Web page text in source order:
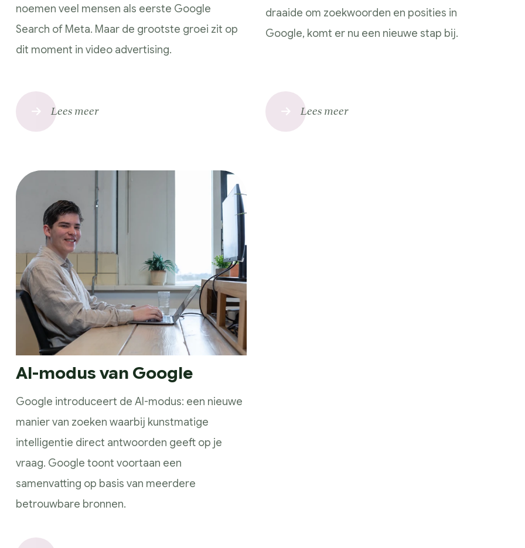
noemen veel mensen als eerste Google
Search of Meta. Maar de grootste groei zit op
dit moment in video advertising.
Lees meer
draaide om zoekwoorden en posities in
Google, komt er nu een nieuwe stap bij.
Lees meer
AI-modus van Google
Google introduceert de AI-modus: een nieuwe
manier van zoeken waarbij kunstmatige
intelligentie direct antwoorden geeft op je
vraag. Google toont voortaan een
samenvatting op basis van meerdere
betrouwbare bronnen.